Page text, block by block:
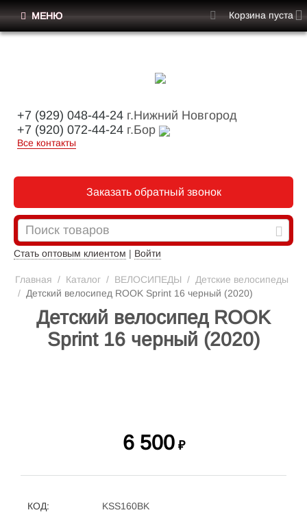
+7 (929) 048-44-24 г.Нижний Новгород
+7 (920) 072-44-24 г.Бор
Все контакты
Заказать обратный звонок
Стать оптовым клиентом | Войти
МЕНЮ Корзина пуста
Главная / Каталог / ВЕЛОСИПЕДЫ / Детские велосипеды
/ Детский велосипед ROOK Sprint 16 черный (2020)
Детский велосипед ROOK
Sprint 16 черный (2020)
6 500 ₽
КОД:
KSS160BK